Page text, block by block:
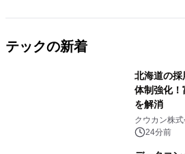
テックの新着
北海道の採
体制強化！
を解消
クウカン株式
24分前